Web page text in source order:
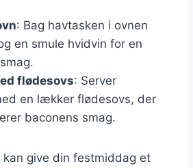
: Bag havtasken i ovnen
en smule hvidvin for en
flødesovs: Server
en lækker flødesovs, der
baconens smag.
kan give din festmiddag et